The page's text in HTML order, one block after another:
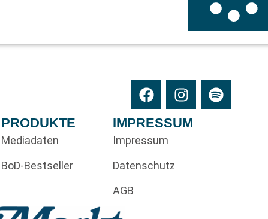
PRODUKTE
Mediadaten
BoD-Bestseller
IMPRESSUM
Impressum
Datenschutz
AGB